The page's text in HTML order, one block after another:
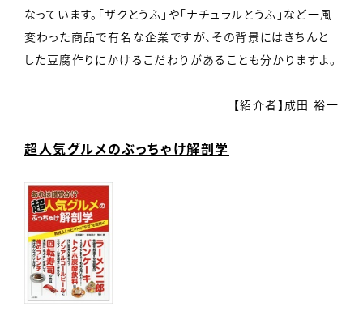
なっています。「ザクとうふ」や「ナチュラルとうふ」など一風
変わった商品で有名な企業ですが、その背景にはきちんと
した豆腐作りにかけるこだわりがあることも分かりますよ。
【紹介者】成田 裕一
超人気グルメのぶっちゃけ解剖学